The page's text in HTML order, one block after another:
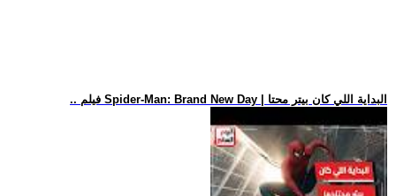
.. فيلم Spider-Man: Brand New Day | البداية اللي كان بيتر محتا